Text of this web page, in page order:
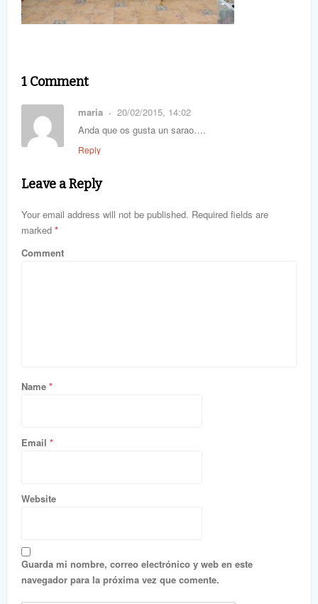
1 Comment
maria
20/02/2015, 14:02
Anda que os gusta un sarao….
Reply
Leave a Reply
Your email address will not be published. Required fields are
marked *
Comment
Name *
Email *
Website
Guarda mi nombre, correo electrónico y web en este
navegador para la próxima vez que comente.